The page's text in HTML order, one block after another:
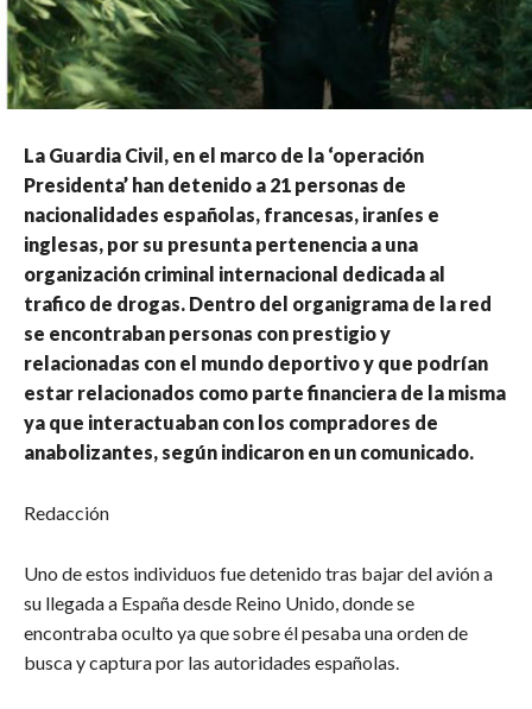
La Guardia Civil, en el marco de la ‘operación
Presidenta’ han detenido a 21 personas de
nacionalidades españolas, francesas, iraníes e
inglesas, por su presunta pertenencia a una
organización criminal internacional dedicada al
trafico de drogas. Dentro del organigrama de la red
se encontraban personas con prestigio y
relacionadas con el mundo deportivo y que podrían
estar relacionados como parte financiera de la misma
ya que interactuaban con los compradores de
anabolizantes, según indicaron en un comunicado.
Redacción
Uno de estos individuos fue detenido tras bajar del avión a
su llegada a España desde Reino Unido, donde se
encontraba oculto ya que sobre él pesaba una orden de
busca y captura por las autoridades españolas.